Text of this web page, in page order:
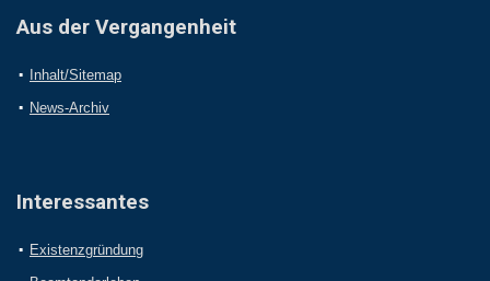
Aus der Vergangenheit
Inhalt/Sitemap
News-Archiv
Interessantes
Existenzgründung